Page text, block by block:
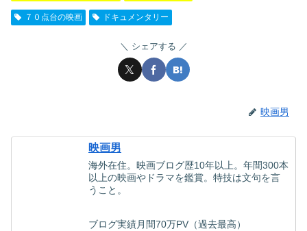
７０点台の映画 ドキュメンタリー
シェアする
映画男
映画男
海外在住。映画ブログ歴10年以上。年間300本
以上の映画やドラマを鑑賞。特技は文句を言
うこと。
ブログ実績月間70万PV（過去最高）